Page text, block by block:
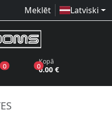
Meklēt Latviski
0produkti vēlmju sarakstā
0produkti grozā
Kopā
0.00 €